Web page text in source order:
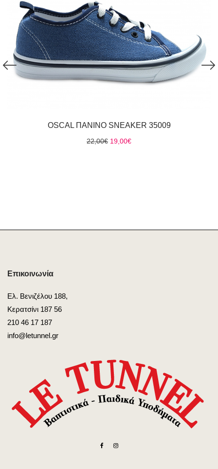
OSCAL ΠΑΝΙΝΟ SNEAKER 35009
22,00€ Original
19,00€Η
Επικοινωνία
Ελ. Βενιζέλου 188,
Κερατσίνι 187 56
210 46 17 187
info@letunnel.gr